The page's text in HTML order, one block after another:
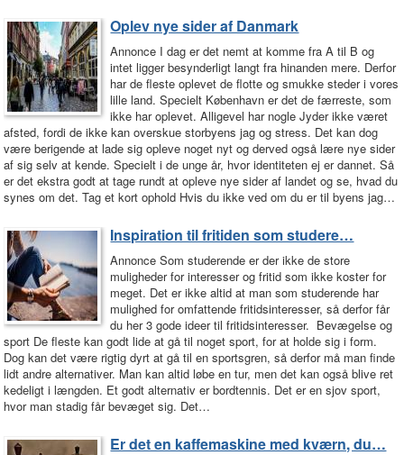
Oplev nye sider af Danmark
Annonce I dag er det nemt at komme fra A til B og
intet ligger besynderligt langt fra hinanden mere. Derfor
har de fleste oplevet de flotte og smukke steder i vores
lille land. Specielt København er det de færreste, som
ikke har oplevet. Alligevel har nogle Jyder ikke været
afsted, fordi de ikke kan overskue storbyens jag og stress. Det kan dog
være berigende at lade sig opleve noget nyt og derved også lære nye sider
af sig selv at kende. Specielt i de unge år, hvor identiteten ej er dannet. Så
er det ekstra godt at tage rundt at opleve nye sider af landet og se, hvad du
synes om det. Tag et kort ophold Hvis du ikke ved om du er til byens jag…
Inspiration til fritiden som studere…
Annonce Som studerende er der ikke de store
muligheder for interesser og fritid som ikke koster for
meget. Det er ikke altid at man som studerende har
mulighed for omfattende fritidsinteresser, så derfor får
du her 3 gode ideer til fritidsinteresser. Bevægelse og
sport De fleste kan godt lide at gå til noget sport, for at holde sig i form.
Dog kan det være rigtig dyrt at gå til en sportsgren, så derfor må man finde
lidt andre alternativer. Man kan altid løbe en tur, men det kan også blive ret
kedeligt i længden. Et godt alternativ er bordtennis. Det er en sjov sport,
hvor man stadig får bevæget sig. Det…
Er det en kaffemaskine med kværn, du…